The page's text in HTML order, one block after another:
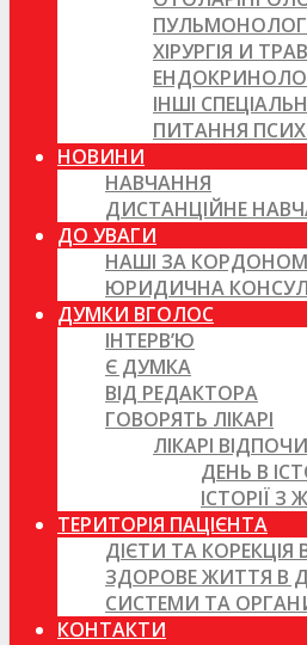
ХІРУРГІЯ И
ІНШІ
ПИТАННЯ
НОВИНИ
НАВЧАННЯ
ДИСТАНЦІЙНЕ
ДО УВАГИ
НАШІ ЗА КОРДОНОМ
ЮРИДИЧНА
ДУМКИ ВГОЛОС
ІНТЕРВ’Ю
Є ДУМКА
ВІД РЕДАКТОРА
ГОВОРЯТЬ ЛІКАРІ
ЛІКАРІ
ДЕНЬ В
ІСТОРІЇ З
ТЕРИТОРІЯ ПАЦІЄНТА
ДІЄТИ ТА КОРЕКЦІЯ
ЗДОРОВЕ ЖИТТЯ В
СИСТЕМИ ТА
КОНТАКТИ